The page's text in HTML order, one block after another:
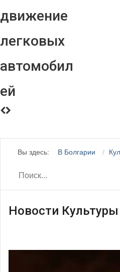
движение
легковых
автомобил
ей
Вы здесь: В Болгарии
Новости